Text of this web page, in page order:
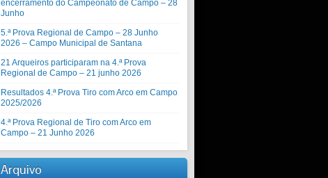
encerramento do Campeonato de Campo – 28
Junho
5.ª Prova Regional de Campo – 28 Junho
2026 – Campo Municipal de Santana
21 Arqueiros participaram na 4.ª Prova
Regional de Campo – 21 junho 2026
Resultados 4.ª Prova Tiro com Arco em Campo
2025/2026
4.ª Prova Regional de Tiro com Arco em
Campo – 21 Junho 2026
Arquivo